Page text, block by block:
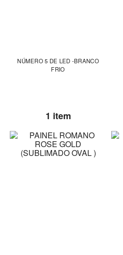
NÚMERO 5 DE LED -BRANCO
FRIO
1 item